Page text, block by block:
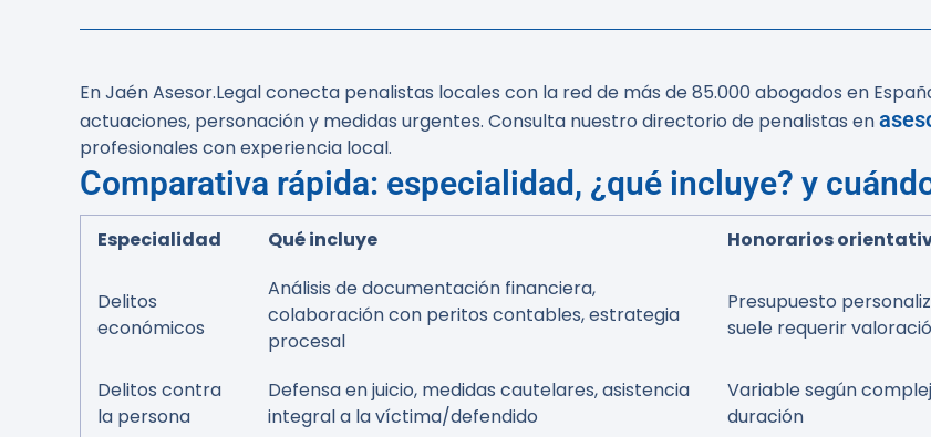
En Jaén Asesor.Legal conecta penalistas locales con la red de más de 85.000 abogados en
actuaciones, personación y medidas urgentes. Consulta nuestro directorio de penalistas en
profesionales con experiencia local.
Comparativa rápida: especialidad, ¿qué incluye? y
Especialidad Qué incluye Honorarios
Delitos
económicos
Análisis de documentación financiera,
colaboración con peritos contables, estrategia
procesal
Presupuesto
suele requerir
Delitos contra
la persona
Defensa en juicio, medidas cautelares, asistencia
integral a la víctima/defendido
Variable según
duración